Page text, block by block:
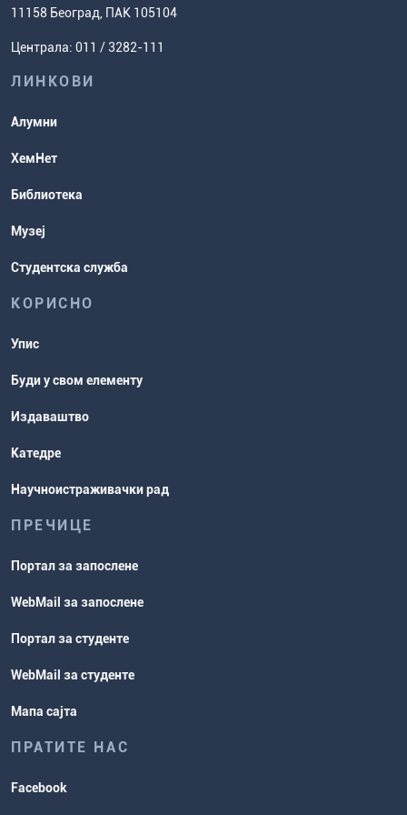
(ЕСПБ)
Усавршавање за наставнике
Повереник за равноправност
Студентске организације
рокови
Ценовник студија
испита
11158 Београд, ПАК 105104
Централа: 011 / 3282-111
ЛИНКОВИ
Алумни
ХемНет
Библиотека
Музеј
Студентска служба
КОРИСНО
Упис
Буди у свом елементу
Издаваштво
Катедре
Научноистраживачки рад
ПРЕЧИЦЕ
Портал за запослене
WebMail за запослене
Портал за студенте
WebMail за студенте
Мапа сајта
ПРАТИТЕ НАС
Facebook